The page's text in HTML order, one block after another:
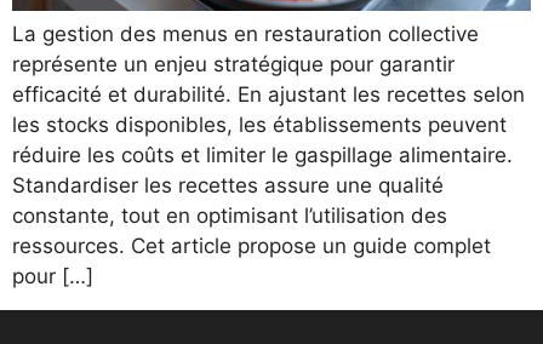
La gestion des menus en restauration collective
représente un enjeu stratégique pour garantir
efficacité et durabilité. En ajustant les recettes selon
les stocks disponibles, les établissements peuvent
réduire les coûts et limiter le gaspillage alimentaire.
Standardiser les recettes assure une qualité
constante, tout en optimisant l’utilisation des
ressources. Cet article propose un guide complet
pour […]